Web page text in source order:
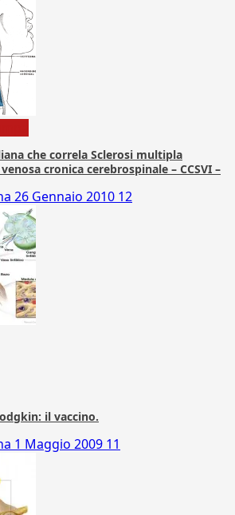
che correla Sclerosi multipla
cronica cerebrospinale – CCSVI –
26 Gennaio 2010 12
il vaccino.
1 Maggio 2009 11